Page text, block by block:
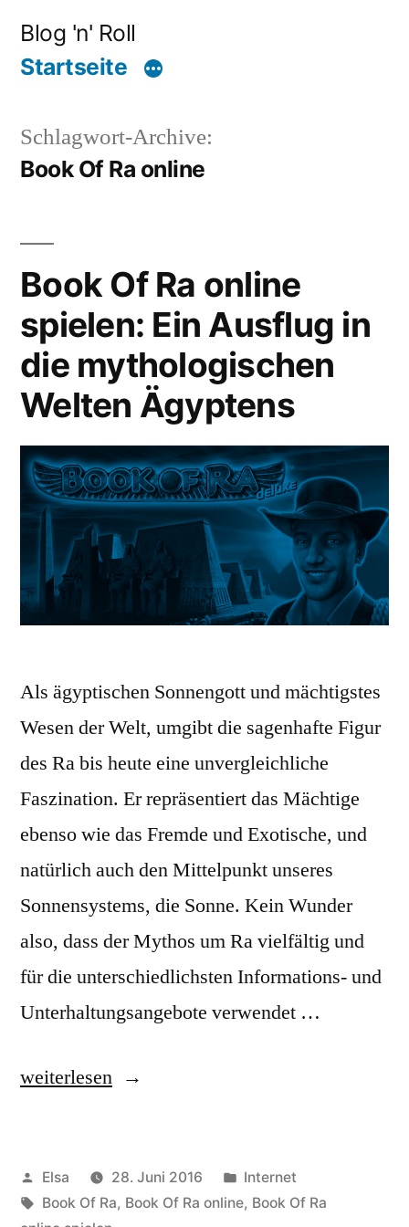
Inhalt
Blog 'n' Roll
Startseite
Schlagwort-Archive:
Book Of Ra online
Book Of Ra online
spielen: Ein Ausflug in
die mythologischen
Welten Ägyptens
Als ägyptischen Sonnengott und mächtigstes
Wesen der Welt, umgibt die sagenhafte Figur
des Ra bis heute eine unvergleichliche
Faszination. Er repräsentiert das Mächtige
ebenso wie das Fremde und Exotische, und
natürlich auch den Mittelpunkt unseres
Sonnensystems, die Sonne. Kein Wunder
also, dass der Mythos um Ra vielfältig und
für die unterschiedlichsten Informations- und
Unterhaltungsangebote verwendet …
„Book
online
spielen:
weiterlesen
Veröffentlicht
von
Elsa 28. Juni 2016
Veröffentlicht
in
Internet
Schlagwörter:
Book Of Ra, Book Of Ra online, Book Of Ra